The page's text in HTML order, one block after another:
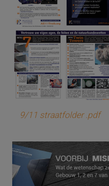
9/11 straatfolder .pdf